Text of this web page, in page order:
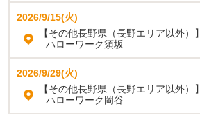
2026/9/15(火)
【その他長野県（長野エリア以外）】
ハローワーク須坂
2026/9/29(火)
【その他長野県（長野エリア以外）】
ハローワーク岡谷